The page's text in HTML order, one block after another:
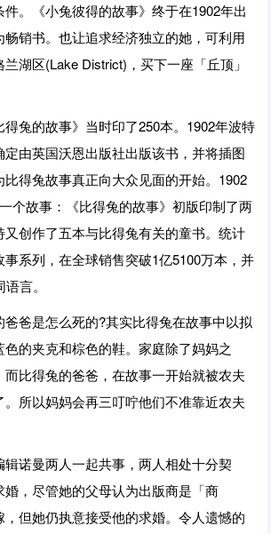
。《小兔彼得的故事》终于在1902年出
销书。也让追求经济独立的她，可利用
湖区(Lake District)，买下一座「丘顶」
得兔的故事》当时印了250本。1902年波特
由英国沃恩出版社出版该书，并将插图
得兔故事真正向大众见面的开始。1902
个故事：《比得兔的故事》初版印制了两
创作了五本与比得兔有关的童书。统计
系列，在全球销售突破1亿5100万本，并
言。
爸是怎么死的?其实比得兔在故事中以拟
色的夹克和棕色的鞋。家庭除了妈妈之
比得兔的爸爸，在故事一开始就被农夫
所以妈妈会再三叮咛他们不准靠近农夫
诺曼两人一起共事，两人相处十分契
，尽管她的父母认为出版商是「商
，但她仍执意接受他的求婚。令人遗憾的